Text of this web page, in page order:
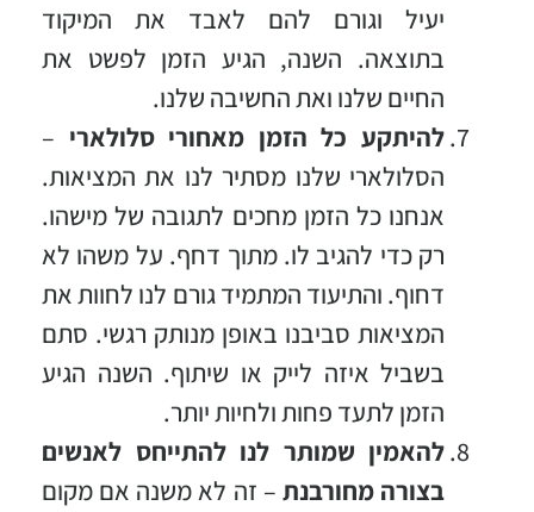
יעיל וגורם להם לאבד את המיקוד
בתוצאה. השנה, הגיע הזמן לפשט את
החיים שלנו ואת החשיבה שלנו.
להיתקע כל הזמן מאחורי סלולארי –
הסלולארי שלנו מסתיר לנו את המציאות.
אנחנו כל הזמן מחכים לתגובה של מישהו.
רק כדי להגיב לו. מתוך דחף. על משהו לא
דחוף. והתיעוד המתמיד גורם לנו לחוות את
המציאות סביבנו באופן מנותק רגשי. סתם
בשביל איזה לייק או שיתוף. השנה הגיע
הזמן לתעד פחות ולחיות יותר.
להאמין שמותר לנו להתייחס לאנשים
בצורה מחורבנת – זה לא משנה אם מקום